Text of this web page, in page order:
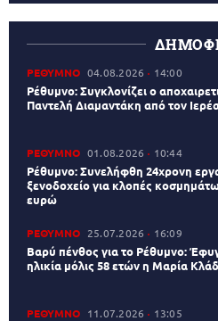
ΡΕΘΥΜΝΟ 04.08.2026 14:00
Ρέθυμνο: Συγκλονίζει ο
Παντελή Διαμαντάκη από τον
ΡΕΘΥΜΝΟ 01.08.2026 10:44
Ρέθυμνο: Συνελήφθη 24χρονη
ξενοδοχείο για κλοπές
ευρώ
ΡΕΘΥΜΝΟ 25.07.2026 16:09
Βαρύ πένθος για το Ρέθυμνο:
ηλικία μόλις 58 ετών η Μαρία
ΡΕΘΥΜΝΟ 11.07.2026 13:05